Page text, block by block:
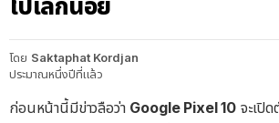
ไปเล็กน้อย
โดย Saktaphat Kordjan
ประมาณหนึ่งปีที่แล้ว
ก่อนหน้านี้มีข่าวลือว่า Google Pixel 10 จะเปิ